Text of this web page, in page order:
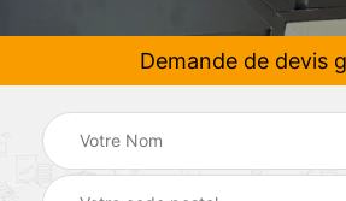
Demande de devis